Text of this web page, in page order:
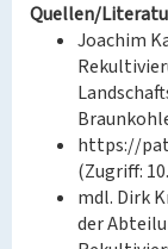
Quellen/
Joachim
https://
(Zugriff:
mdl. Dirk
der